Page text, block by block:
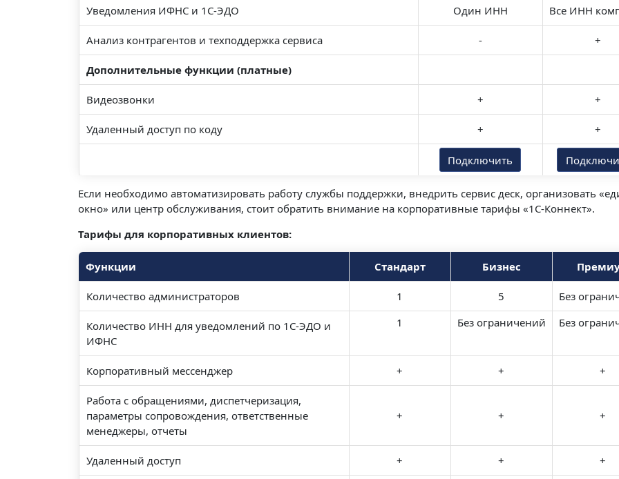
Уведомления ИФНС и 1С-ЭДО Один ИНН Все ИНН
Анализ контрагентов и техподдержка сервиса - +
Дополнительные функции (платные)
Видеозвонки + +
Удаленный доступ по коду + +
Подключить
Если необходимо автоматизировать работу службы поддержки, внедрить сервис деск, организовать
окно» или центр обслуживания, стоит обратить внимание на корпоративные тарифы «1С-Коннект».
Тарифы для корпоративных клиентов:
Функции Стандарт Бизнес
Количество администраторов 1 5 Без
Количество ИНН для уведомлений по 1С-ЭДО и
ИФНС
1 Без ограничений Без
Корпоративный мессенджер + + +
Работа с обращениями, диспетчеризация,
параметры сопровождения, ответственные
менеджеры, отчеты
+ + +
Удаленный доступ + + +